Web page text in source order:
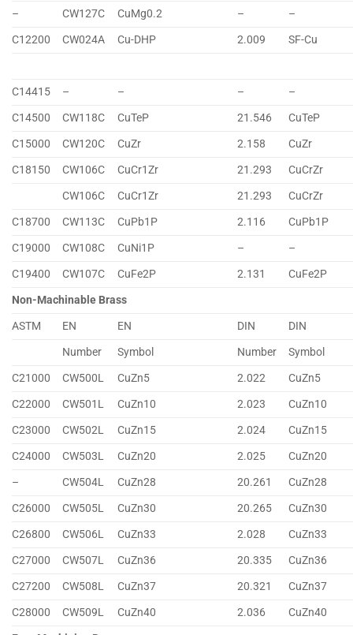
–
CW127C CuMg0.2 –
–
C12200
CW024A Cu-DHP 2.009 SF-Cu
C14415 – – –
–
C14500
CW118C CuTeP 21.546
CuTeP
C15000
CW120C CuZr 2.158
CuZr
C18150
CW106C CuCr1Zr 21.293
CuCrZr
CW106C
CuCr1Zr 21.293
CuCrZr
C18700
CW113C CuPb1P 2.116
CuPb1P
C19000
CW108C CuNi1P –
–
C19400
CW107C CuFe2P 2.131
CuFe2P
Non-Machinable Brass
ASTM
EN EN DIN
DIN
Number
Symbol Number
Symbol
C21000
CW500L CuZn5 2.022
CuZn5
C22000
CW501L CuZn10 2.023
CuZn10
C23000
CW502L CuZn15 2.024
CuZn15
C24000
CW503L CuZn20 2.025
CuZn20
–
CW504L CuZn28 20.261
CuZn28
C26000
CW505L CuZn30 20.265
CuZn30
C26800
CW506L CuZn33 2.028
CuZn33
C27000
CW507L CuZn36 20.335
CuZn36
C27200
CW508L CuZn37 20.321
CuZn37
C28000
CW509L CuZn40 2.036
CuZn40